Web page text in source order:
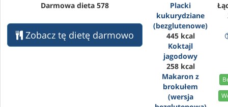
Darmowa dieta 578
Zobacz tę dietę darmowo
Placki
kukurydziane
(bezglutenowe)
445 kcal
Koktajl
jagodowy
258 kcal
Makaron z
brokułem
(wersja